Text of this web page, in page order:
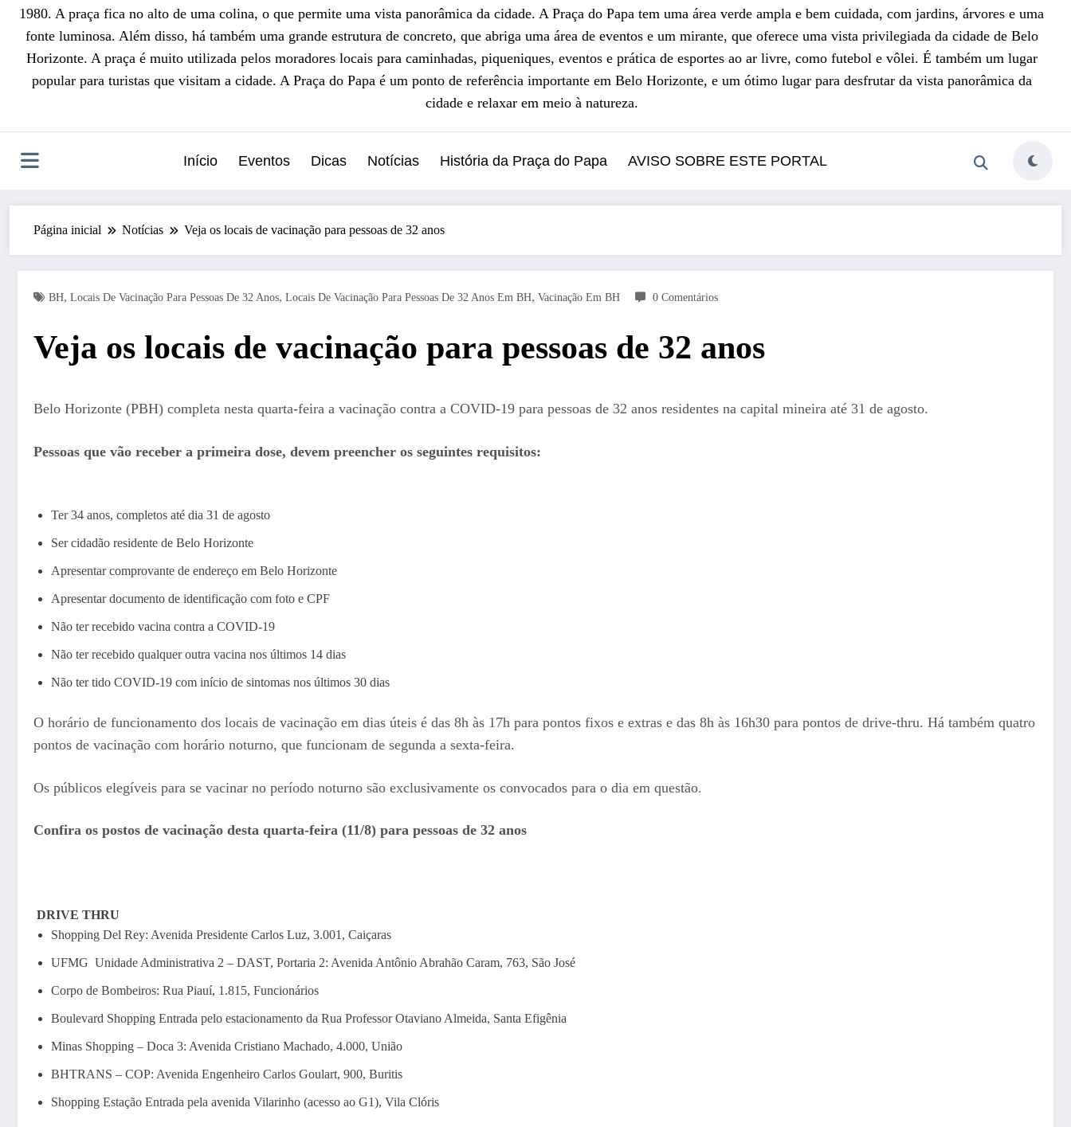
1980. A praça fica no alto de uma colina, o que permite uma vista panorâmica da cidade. A Praça do Papa tem uma área verde ampla e bem cuidada, com jardins, árvores e uma
fonte luminosa. Além disso, há também uma grande estrutura de concreto, que abriga uma área de eventos e um mirante, que oferece uma vista privilegiada da cidade de Belo
Horizonte. A praça é muito utilizada pelos moradores locais para caminhadas, piqueniques, eventos e prática de esportes ao ar livre, como futebol e vôlei. É também um lugar
popular para turistas que visitam a cidade. A Praça do Papa é um ponto de referência importante em Belo Horizonte, e um ótimo lugar para desfrutar da vista panorâmica da
cidade e relaxar em meio à natureza.
Início Eventos Dicas Notícias História da Praça do Papa AVISO SOBRE ESTE PORTAL
Página inicial Notícias Veja os locais de vacinação para pessoas de 32 anos
BH, Locais De Vacinação Para Pessoas De 32 Anos, Locais De Vacinação Para Pessoas De 32 Anos Em BH, Vacinação Em BH 0 Comentários
Veja os locais de vacinação para pessoas de 32 anos
Belo Horizonte (PBH) completa nesta quarta-feira a vacinação contra a COVID-19 para pessoas de 32 anos residentes na capital mineira até 31 de agosto.
Pessoas que vão receber a primeira dose, devem preencher os seguintes requisitos:
Ter 34 anos, completos até dia 31 de agosto
Ser cidadão residente de Belo Horizonte
Apresentar comprovante de endereço em Belo Horizonte
Apresentar documento de identificação com foto e CPF
Não ter recebido vacina contra a COVID-19
Não ter recebido qualquer outra vacina nos últimos 14 dias
Não ter tido COVID-19 com início de sintomas nos últimos 30 dias
O horário de funcionamento dos locais de vacinação em dias úteis é das 8h às 17h para pontos fixos e extras e das 8h às 16h30 para pontos de drive-thru. Há também quatro
pontos de vacinação com horário noturno, que funcionam de segunda a sexta-feira.
Os públicos elegíveis para se vacinar no período noturno são exclusivamente os convocados para o dia em questão.
Confira os postos de vacinação desta quarta-feira (11/8) para pessoas de 32 anos
DRIVE THRU
Shopping Del Rey: Avenida Presidente Carlos Luz, 3.001, Caiçaras
UFMG Unidade Administrativa 2 – DAST, Portaria 2: Avenida Antônio Abrahão Caram, 763, São José
Corpo de Bombeiros: Rua Piauí, 1.815, Funcionários
Boulevard Shopping Entrada pelo estacionamento da Rua Professor Otaviano Almeida, Santa Efigênia
Minas Shopping – Doca 3: Avenida Cristiano Machado, 4.000, União
BHTRANS – COP: Avenida Engenheiro Carlos Goulart, 900, Buritis
Shopping Estação Entrada pela avenida Vilarinho (acesso ao G1), Vila Clóris